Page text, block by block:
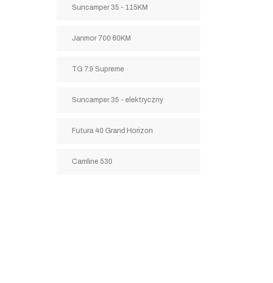
Suncamper 35 - 115KM
Janmor 700 60KM
TG 7.9 Supreme
Suncamper 35 - elektryczny
Futura 40 Grand Horizon
Camline 530